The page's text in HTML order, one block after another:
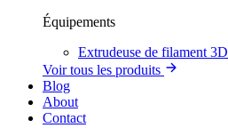
Équipements
Extrudeuse de filament 3D
Voir tous les produits
Blog
About
Contact